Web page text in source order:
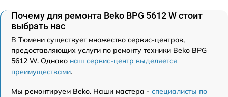
Почему для ремонта Beko BPG 5612 W стоит
выбрать нас
В Тюмени существует множество сервис-центров,
предоставляющих услуги по ремонту техники Beko BPG
5612 W. Однако наш сервис-центр выделяется
преимуществами.
Мы ремонтируем Beko. Наши мастера - специалисты по